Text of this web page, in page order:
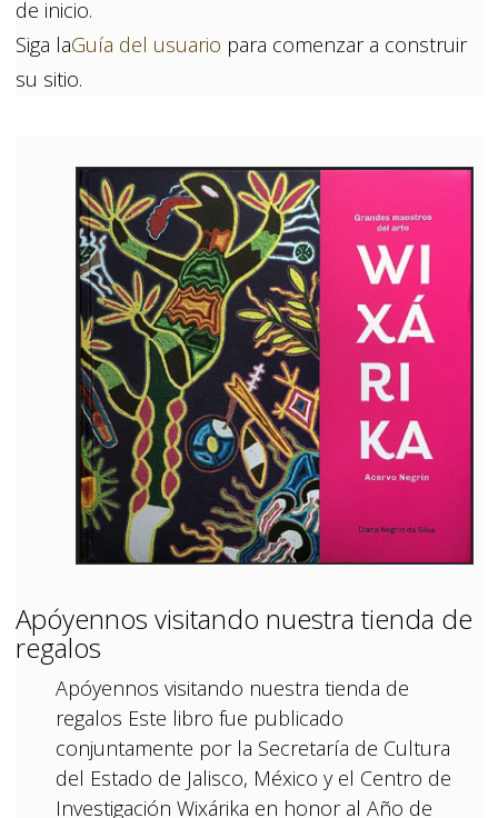
de inicio.
Siga laGuía del usuario para comenzar a construir
su sitio.
Apóyennos visitando nuestra tienda de
regalos
Apóyennos visitando nuestra tienda de
regalos Este libro fue publicado
conjuntamente por la Secretaría de Cultura
del Estado de Jalisco, México y el Centro de
Investigación Wixárika en honor al Año de